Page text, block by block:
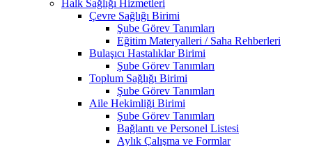
Halk Sağlığı Hizmetleri
Çevre Sağlığı Birimi
Şube Görev Tanımları
Eğitim Materyalleri / Saha Rehberleri
Bulaşıcı Hastalıklar Birimi
Şube Görev Tanımları
Toplum Sağlığı Birimi
Şube Görev Tanımları
Aile Hekimliği Birimi
Şube Görev Tanımları
Bağlantı ve Personel Listesi
Aylık Çalışma ve Formlar